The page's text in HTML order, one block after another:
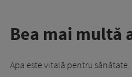
Bea mai multă
Apa este vitală pentru